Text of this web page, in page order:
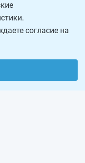
согласие на